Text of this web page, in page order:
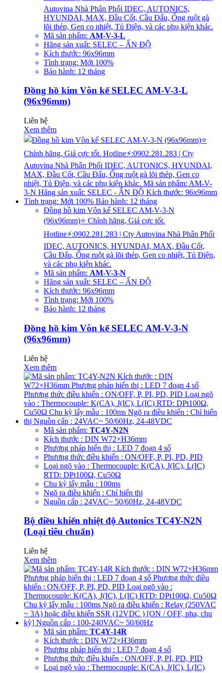
Autovina Nhà Phân Phối IDEC, AUTONICS,
HYUNDAI, MAX, Đầu Cốt, Cầu Đấu, Ống ruột gà
lõi thép, Gen co nhiệt, Tủ Điện, và các phụ kiện khác.
Mã sản phẩm: AM-V-3-L
Hãng sản xuất: SELEC – ẤN ĐỘ
Kích thước: 96x96mm
Tình trạng: Mới 100%
Bảo hành: 12 tháng
Đồng hồ kim Vôn kế SELEC AM-V-3-L
(96x96mm)
Liên hệ
Xem thêm
Đồng hồ kim Vôn kế SELEC AM-V-3-N
(96x96mm)⭐ Chính hãng, Giá cực tốt.
Hotline⚡:0902.281.283 | Cty Autovina Nhà Phân Phối
IDEC, AUTONICS, HYUNDAI, MAX, Đầu Cốt,
Cầu Đấu, Ống ruột gà lõi thép, Gen co nhiệt, Tủ Điện,
và các phụ kiện khác.
Mã sản phẩm: AM-V-3-N
Hãng sản xuất: SELEC – ẤN ĐỘ
Kích thước: 96x96mm
Tình trạng: Mới 100%
Bảo hành: 12 tháng
Đồng hồ kim Vôn kế SELEC AM-V-3-N
(96x96mm)
Liên hệ
Xem thêm
Mã sản phẩm: TC4Y-N2N
Kích thước : DIN W72×H36mm
Phương pháp hiển thị : LED 7 đoạn 4 số
Phương thức điều khiển : ON/OFF, P, PI, PD, PID
Loại ngõ vào : Thermocouple: K(CA), J(IC), L(IC)
RTD: DPt100Ω, Cu50Ω
Chu kỳ lấy mẫu : 100ms
Ngõ ra điều khiển : Chỉ hiển thị
Nguồn cấp : 24VAC~ 50/60Hz, 24-48VDC
Bộ điều khiển nhiệt độ Autonics TC4Y-N2N
(Loại tiêu chuẩn)
Liên hệ
Xem thêm
Mã sản phẩm: TC4Y-14R
Kích thước : DIN W72×H36mm
Phương pháp hiển thị : LED 7 đoạn 4 số
Phương thức điều khiển : ON/OFF, P, PI, PD, PID
Loại ngõ vào : Thermocouple: K(CA), J(IC), L(IC)